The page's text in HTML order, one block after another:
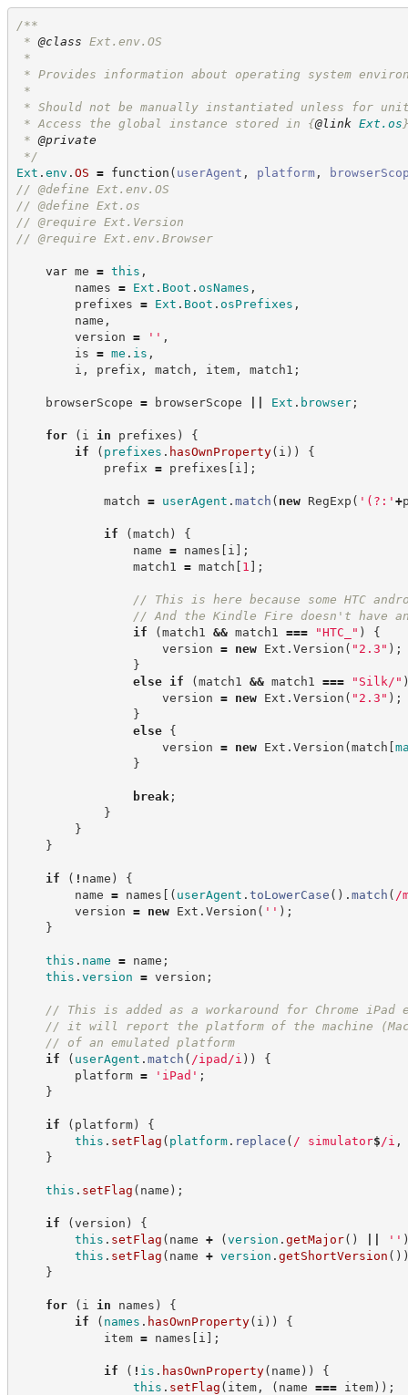
/**
* @class Ext.env.OS
*
* Provides information about operating system
*
* Should not be manually instantiated unless for
* Access the global instance stored in {@link Ext.os
* @private
*/
Ext .env .OS = function ( userAgent , platform ,
// @define Ext.env.OS
// @define Ext.os
// @require Ext.Version
// @require Ext.env.Browser
var me = this ,
names = Ext . Boot . osNames ,
prefixes = Ext . Boot . osPrefixes ,
name ,
version = ' ' ,
is = me . is ,
i , prefix , match , item , match1 ;
browserScope = browserScope Ext . browser ;
for ( i in prefixes )
{
if
( prefixes . hasOwnProperty( i ) )
{
prefix = prefixes [ i ] ;
match = userAgent .match ( new RegExp ( ' (?: '+
if (match )
{
name = names [ i ] ;
match1 = match [ 1 ] ;
// This is here because some HTC
// And the Kindle Fire doesn't have
if
(match1 && match1 === "HTC_ " )
{
version = new Ext .Version ( " 2.3 " ) ;
}
else if (match1 && match1 === " Silk/ "
version = new Ext .Version ( " 2.3 " ) ;
}
else {
version = new Ext .Version (match [
}
break ;
}
}
}
if ( ! name )
{
name = names [ ( userAgent .toLowerCase ( ) .match ( /
version = new Ext .Version ( ' ' ) ;
}
this . name = name ;
this .version = version ;
// This is added as a workaround for Chrome iPad
// it will report the platform of the machine
// of an emulated platform
if
( userAgent .match ( /ipad /i ) )
{
platform = ' iPad ' ;
}
if ( platform)
{
this . setFlag ( platform . replace ( / simulator$ /i ,
}
this . setFlag ( name ) ;
if (version )
{
this . setFlag ( name + (version .getMajor( ) ' '
this . setFlag ( name + version .getShortVersion ( )
}
for ( i in names )
{
if
( names . hasOwnProperty( i ) )
{
item = names [ i ] ;
if ( ! is . hasOwnProperty( name ) )
{
this . setFlag ( item , ( name === item) ) ;